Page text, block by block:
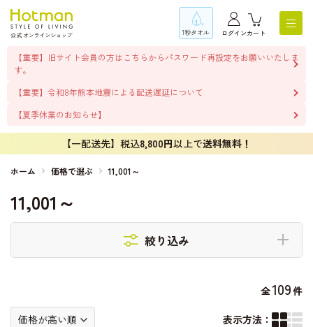
1秒タオル ログインカート
【重要】旧サイト会員の方はこちらからパスワード再設定をお願いいたしま
す。
【重要】令和8年熊本地震による配送遅延について
【夏季休業のお知らせ】
【一配送先】税込8,800円以上で送料無料！
ホーム 価格で選ぶ 11,001～
11,001～
絞り込み
全109件
表示方法：